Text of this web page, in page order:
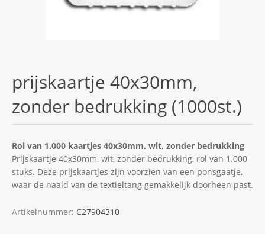
prijskaartje 40x30mm,
zonder bedrukking (1000st.)
Rol van 1.000 kaartjes 40x30mm, wit, zonder bedrukking
Prijskaartje 40x30mm, wit, zonder bedrukking, rol van 1.000
stuks. Deze prijskaartjes zijn voorzien van een ponsgaatje,
waar de naald van de textieltang gemakkelijk doorheen past.
Artikelnummer: C27904310